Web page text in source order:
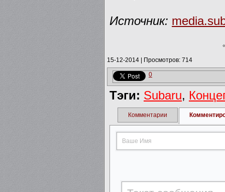
Источник:
15-12-2014 Просмотров: 714
0
Тэги: Subaru,
Комментарии